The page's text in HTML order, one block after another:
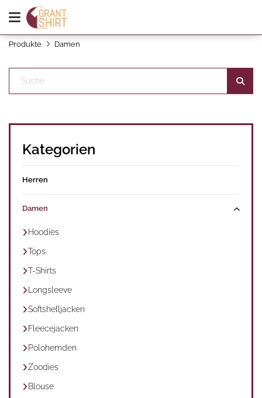
Produkte Damen
Kategorien
Herren
Damen
Hoodies
Tops
T-Shirts
Longsleeve
Softshelljacken
Fleecejacken
Polohemden
Zoodies
Blouse